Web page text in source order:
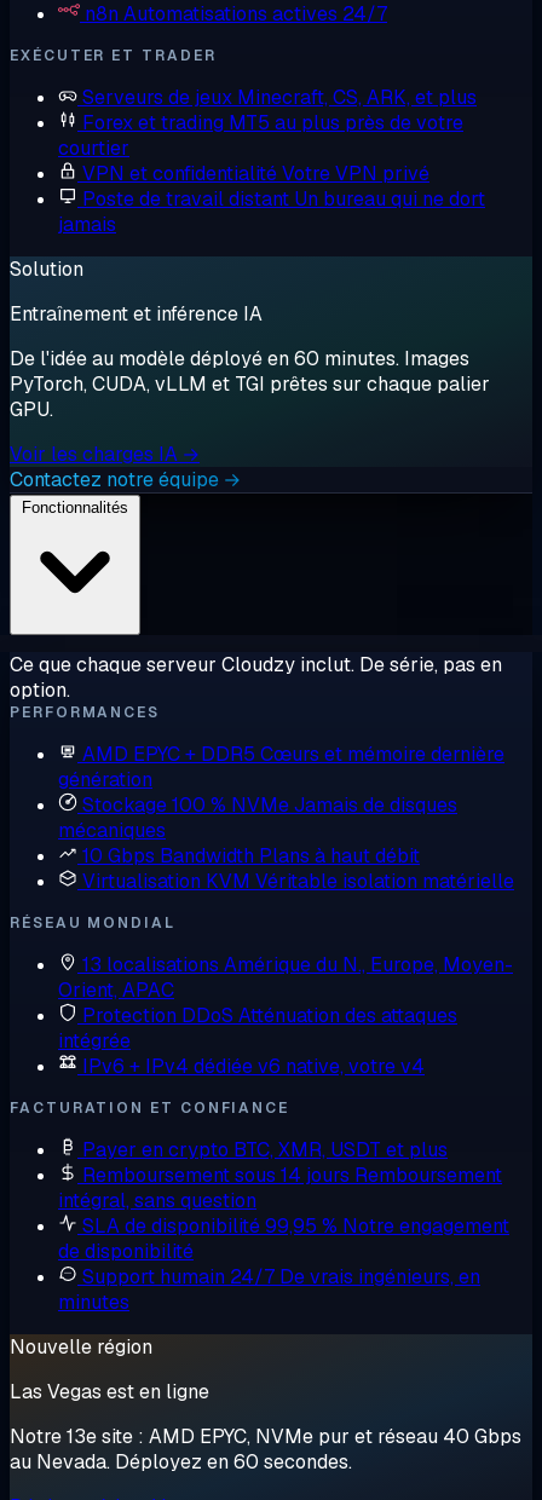
n8n Automatisations actives 24/7
EXÉCUTER ET TRADER
Serveurs de jeux Minecraft, CS, ARK, et plus
Forex et trading MT5 au plus près de votre
courtier
VPN et confidentialitéVotre VPN privé
Poste de travail distant Un bureau qui ne dort
jamais
Solution
Entraînement et inférence IA
De l'idée au modèle déployé en 60 minutes. Images
PyTorch, CUDA, vLLM et TGI prêtes sur chaque palier
GPU.
Voir les charges IA →
Contactez notre équipe →
Ce que chaque serveur Cloudzy inclut. De série, pas en
option.
PERFORMANCES
AMD EPYC + DDR5 Cœurs et mémoire dernière
génération
Stockage 100 % NVMeJamais de disques
mécaniques
10 Gbps Bandwidth Plans à haut débit
Virtualisation KVM Véritable isolation matérielle
RÉSEAU MONDIAL
13 localisations Amérique du N., Europe, Moyen-
Orient, APAC
Protection DDoS Atténuation des attaques
intégrée
IPv6 + IPv4 dédiéev6 native, votre v4
FACTURATION ET CONFIANCE
Payer en crypto BTC, XMR, USDT et plus
Remboursement sous 14 jours Remboursement
intégral, sans question
SLA de disponibilité 99,95 % Notre engagement
de disponibilité
Support humain 24/7 De vrais ingénieurs, en
minutes
Nouvelle région
Las Vegas est en ligne
Notre 13e site : AMD EPYC, NVMe pur et réseau 40 Gbps
au Nevada. Déployez en 60 secondes.